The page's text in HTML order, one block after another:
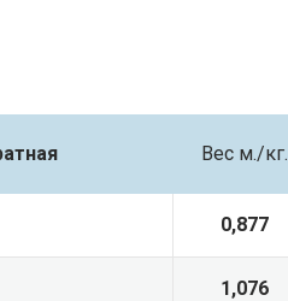
Вес м./кг.
0,877
1,076